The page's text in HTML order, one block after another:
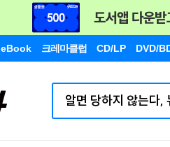
eBook 크레마클럽 CD/LP DVD/